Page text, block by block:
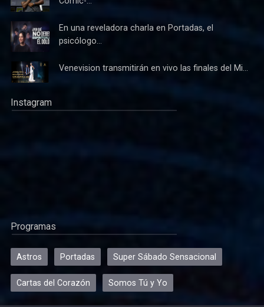
En una reveladora charla en Portadas, el
psicólogo...
Venevision transmitirán en vivo las finales del Mi...
Instagram
Programas
Astros Portadas Super Sábado Sensacional
Cartas del Corazón Somos Tú y Yo